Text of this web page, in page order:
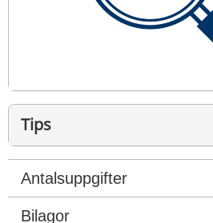
Tips
kan du spara dina valda
hämta samma statistik genom
Antalsuppgifter
Bilagor